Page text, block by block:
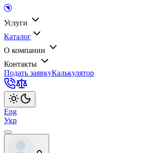
Услуги
Каталог
О компании
Контакты
Подать заявкуКалькулятор
Eng
Укр